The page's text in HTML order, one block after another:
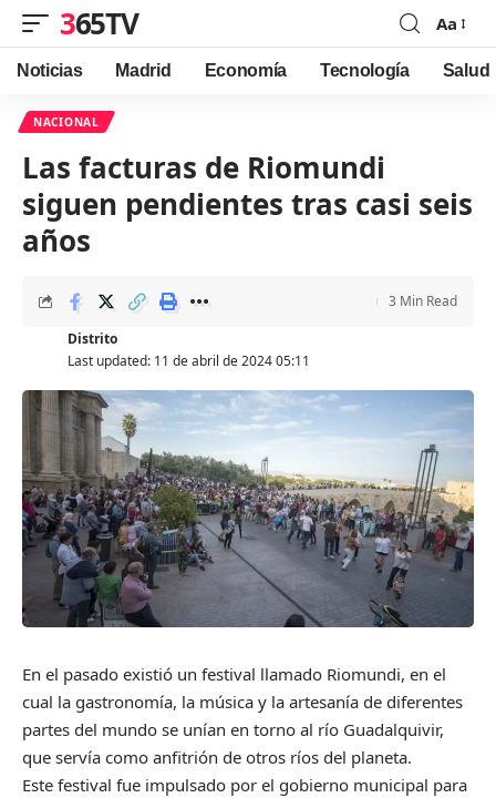
365TV
Font
Resizer
Aa
Noticias Madrid Economía Tecnología Salud
NACIONAL
Las facturas de Riomundi
siguen pendientes tras casi seis
años
Last updated: 11 de abril de 2024 05:11
Distrito
3 Min Read
En el pasado existió un festival llamado Riomundi, en el
cual la gastronomía, la música y la artesanía de diferentes
partes del mundo se unían en torno al río Guadalquivir,
que servía como anfitrión de otros ríos del planeta.
Este festival fue impulsado por el gobierno municipal para